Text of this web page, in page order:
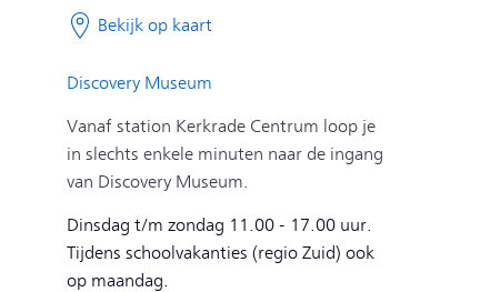
Bekijk op kaart
Discovery Museum
Vanaf station Kerkrade Centrum loop je
in slechts enkele minuten naar de ingang
van Discovery Museum.
Dinsdag t/m zondag 11.00 - 17.00 uur.
Tijdens schoolvakanties (regio Zuid) ook
op maandag.